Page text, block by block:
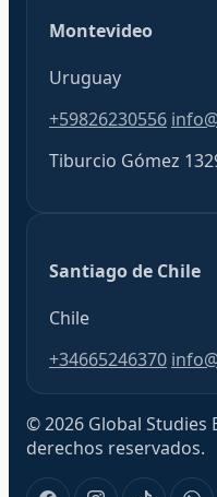
Montevideo
Uruguay
+59826230556
Tiburcio Gómez
Santiago de Chile
Chile
+34665246370
© 2026 Global Studies
derechos reservados.